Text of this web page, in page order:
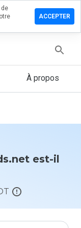
À propos
est-il
ACCEPTER